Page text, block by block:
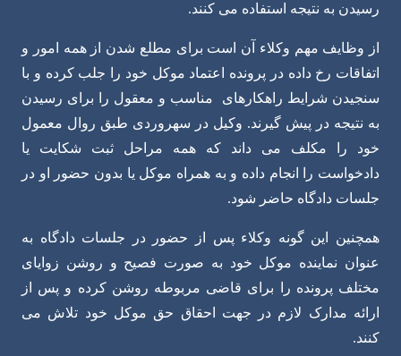
رسیدن به نتیجه استفاده می کنند.
از وظایف مهم وکلاء آن است برای مطلع شدن از همه امور و
اتفاقات رخ داده در پرونده اعتماد موکل خود را جلب کرده و با
سنجیدن شرایط راهکارهای مناسب و معقول را برای رسیدن
به نتیجه در پیش گیرند. وکیل در سهروردی طبق روال معمول
خود را مکلف می داند که همه مراحل ثبت شکایت یا
دادخواست را انجام داده و به همراه موکل یا بدون حضور او در
جلسات دادگاه حاضر شود.
همچنین این گونه وکلاء پس از حضور در جلسات دادگاه به
عنوان نماینده موکل خود به صورت فصیح و روشن زوایای
مختلف پرونده را برای قاضی مربوطه روشن کرده و پس از
ارائه مدارک لازم در جهت احقاق حق موکل خود تلاش می
کنند.